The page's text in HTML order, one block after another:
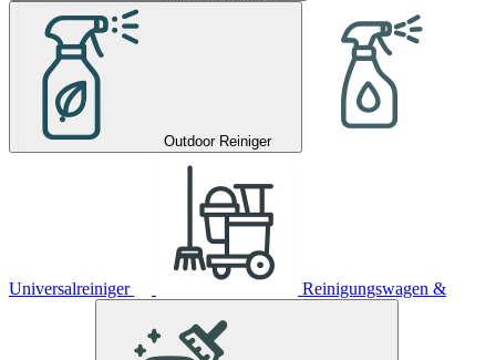
Outdoor Reiniger
Universalreiniger Reinigungswagen &